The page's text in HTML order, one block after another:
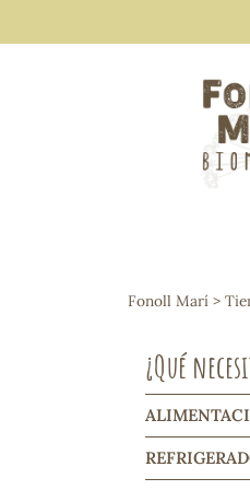
Vinos
Pasta
Fonoll Marí >
¿Qué